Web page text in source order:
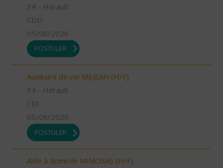
34 - Hérault
CDD
05/08/2026
POSTULER
Auxiliaire de vie MEJEAN (H/F)
34 - Hérault
CDI
03/08/2026
POSTULER
Aide à domicile MIMOSAS (H/F)